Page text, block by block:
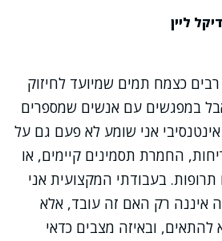
ליין
כצמח תמים שמיועד לחיזוק
במפגשים עם אנשים שמספרים
אני שומע לא פעם גם על
החמרת תסמינים קיימים, או
בעבודתי המקצועית אני
איננה רק האם זה עובד, אלא
להתאים, ובאיזה מצבים כדאי